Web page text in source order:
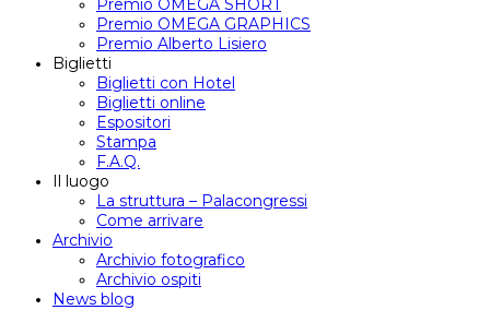
Premio OMEGA SHORT
Premio OMEGA GRAPHICS
Premio Alberto Lisiero
Biglietti
Biglietti con Hotel
Biglietti online
Espositori
Stampa
F.A.Q.
Il luogo
La struttura – Palacongressi
Come arrivare
Archivio
Archivio fotografico
Archivio ospiti
News blog